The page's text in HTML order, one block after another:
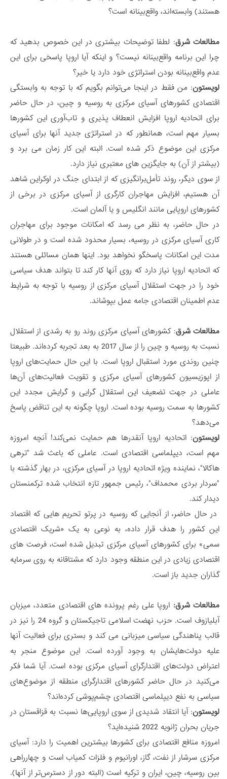
هستند) وابسته‌اند، واقع‌بینانه است؟
مطالعات شرق: لطفا توضیحات بیشتری در این خصوص بدهید که
چرا این برنامه واقع‌بینانه نیست؟ و اینکه آیا اروپا پاسخی برای این
عدم واقع‌بینانه بودن استراتژی خود دارد یا خیر؟
لویستون: من فقط در اینجا می‌توانم بگویم که با توجه به وابستگی
اقتصادی کشورهای آسیای مرکزی به روسیه و چین، در حال حاضر
برای اتحادیه اروپا افزایش انعطاف پذیری و تاب‌آوری این کشورها
بسیار مهم است، همانطور که در استراتژی جدید آنها برای آسیای
مرکزی این موضوع ذکر شده است. البته این کار زمان می برد و
(بیشتر از آن) به جایگزین های معتبری نیاز دارد.
از سوی دیگر، روند تأمل‌برانگیزی که از ابتدای جنگ در اوکراین شاهد
آن هستیم، افزایش مهاجران کارگری از آسیای مرکزی در برخی از
کشورهای اروپایی مانند انگلیس و یا آلمان است.
در حال حاضر، به نظر می رسد که امکانات موجود برای مهاجران
کاری آسیای مرکزی در روسیه، بسیار محدود شده است و در طولانی
مدت این امکانات پاسخگو نخواهد بود. اینها همان مسائلی هستند
که اتحادیه اروپا نیاز دارد که روی آنها کار کند تا بتواند هدف سیاسی
خود را در جهت استقلال آسیای مرکزی از روسیه با توجه به شرایط
عدم اطمینان اقتصادی جامه عمل بپوشاند.
مطالعات شرق: کشورهای آسیای مرکزی روند رو به رشدی از استقلال
نسبت به روسیه و چین را از سال 2017 به بعد تجربه کرده‌اند. طبیعتا
چنین روندی مورد استقبال اروپا است. با این حال حمایت‌های اروپا
از اپوزیسیون کشورهای آسیای مرکزی و تقویت فعالیت‌های آن‌ها
عاملی در جهت تضعیف این استقلال گرایی و گرایش مجدد این
کشورها به سمت روسیه بوده است. اروپا چگونه به این تناقض پاسخ
می‌دهد؟
لویستون: اتحادیه اروپا آنقدرها هم حمایت نمی‌کند! آنچه امروزه
مهم است، دیپلماسی اقتصادی است. عاملی که باعث شد "ترهی
هاکالا"، نماینده ویژه اتحادیه اروپا در آسیای مرکزی، در بهار گذشته با
"سردار بردی محمداف"، رئیس جمهور تازه انتخاب شده ترکمنستان
دیدار کند.
در حال حاضر، از آنجایی که روسیه در پرتو تحریم هایی که اقتصاد
این کشور را هدف قرار داده، به نوعی به یک «شریک اقتصادی
سمی» برای کشورهای آسیای مرکزی تبدیل شده است، فرصت های
اقتصادی زیادی در این منطقه وجود دارد که مشتاقانه به روی سرمایه
گذاران جدید باز است.
مطالعات شرق: اروپا علی رغم پرونده های اقتصادی متعدد، میزبان
آبلیازوف است. حزب نهضت اسلامی تاجیکستان و گروه 24 را نیز در
قالب پناهندگی سیاسی میزبانی می کند و بستری برای فعالیت آنها
علیه دولت‌هایشان به وجود آورده است. این موضوع منجر به
اعتراض دولت‌های اقتدارگرای آسیای مرکزی بوده است. آیا شما فکر
می‌کنید در حال حاضر کشورهای اقتدارگرای منطقه از موضوع‌های
سیاسی به نفع دیپلماسی اقتصادی چشم‌پوشی کرده‌اند؟
لویستون: آیا انتقاد شدیدی از سوی اروپایی‌ها نسبت به قزاقستان در
جریان بحران ژانویه 2022 شنیده‌اید؟
امروزه منافع اقتصادی برای کشورها بیشترین اهمیت را دارد: آسیای
مرکزی سرشار از نفت، گاز، اورانیوم و فلزات کمیاب است و چهارراهی
بین روسیه، چین، ایران و ترکیه است (البته دور از دسترس‌تر از آنها).